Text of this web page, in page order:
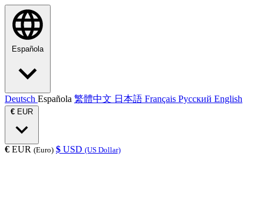
Española
Deutsch Española 繁體中文 日本語 Français Русский English
€ EUR
€ EUR (Euro) $ USD (US Dollar)